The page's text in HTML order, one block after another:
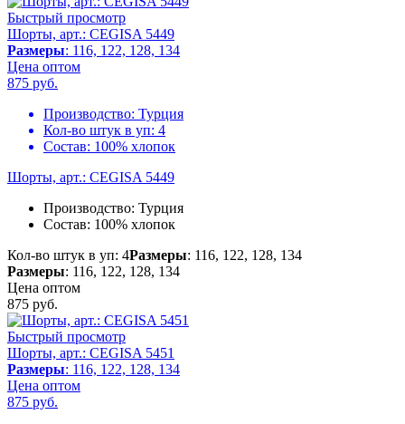
Быстрый просмотр
Шорты, арт.: CEGISA 5449
Размеры: 116, 122, 128, 134
Цена оптом
875 руб.
Производство: Турция
Кол-во штук в уп: 4
Состав: 100% хлопок
Шорты, арт.: CEGISA 5449
Производство: Турция
Состав: 100% хлопок
Кол-во штук в уп: 4Размеры: 116, 122, 128, 134
Размеры: 116, 122, 128, 134
Цена оптом
875 руб.
Быстрый просмотр
Шорты, арт.: CEGISA 5451
Размеры: 116, 122, 128, 134
Цена оптом
875 руб.